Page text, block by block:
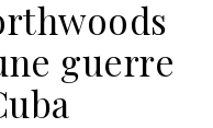
guerre